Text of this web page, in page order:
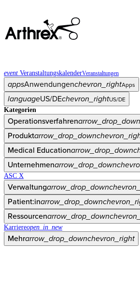
event VeranstaltungskalenderVeranstaltungen
appsAnwendungenchevron_rightApps
languageUS/DEchevron_rightUS/DE
Kategorien
Operationsverfahrenarrow_drop_down
Produktarrow_drop_down
Medical Educationarrow_drop_down
Unternehmenarrow_drop_down
ASC X
Verwaltungarrow_drop_down
Patient:inarrow_drop_down
Ressourcenarrow_drop_down
Karriereopen_in_new
Mehrarrow_drop_downchevron_right